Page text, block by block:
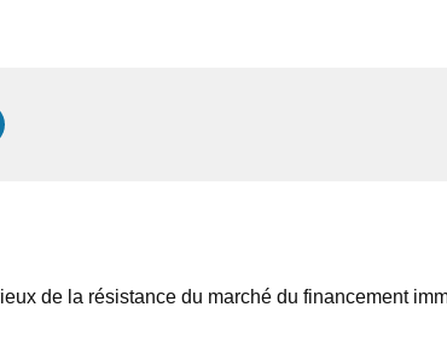
de la résistance du marché du financement